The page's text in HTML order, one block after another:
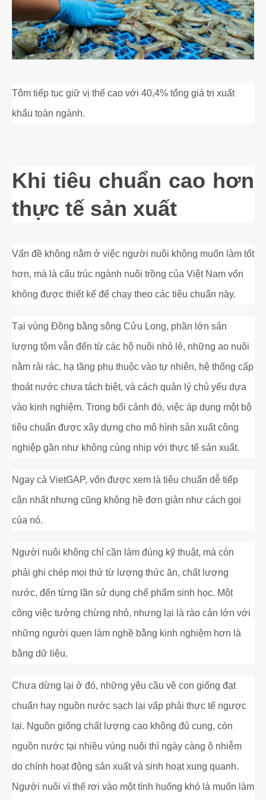
Tôm tiếp tục giữ vị thế cao với 40,4% tổng giá trị xuất
khẩu toàn ngành.
Khi tiêu chuẩn cao hơn
thực tế sản xuất
Vấn đề không nằm ở việc người nuôi không muốn làm tốt
hơn, mà là cấu trúc ngành nuôi trồng của Việt Nam vốn
không được thiết kế để chạy theo các tiêu chuẩn này.
Tại vùng Đồng bằng sông Cửu Long, phần lớn sản
lượng tôm vẫn đến từ các hộ nuôi nhỏ lẻ, những ao nuôi
nằm rải rác, hạ tầng phụ thuộc vào tự nhiên, hệ thống cấp
thoát nước chưa tách biệt, và cách quản lý chủ yếu dựa
vào kinh nghiệm. Trong bối cảnh đó, việc áp dụng một bộ
tiêu chuẩn được xây dựng cho mô hình sản xuất công
nghiệp gần như không cùng nhịp với thực tế sản xuất.
Ngay cả VietGAP, vốn được xem là tiêu chuẩn dễ tiếp
cận nhất nhưng cũng không hề đơn giản như cách gọi
của nó.
Người nuôi không chỉ cần làm đúng kỹ thuật, mà còn
phải ghi chép mọi thứ từ lượng thức ăn, chất lượng
nước, đến từng lần sử dụng chế phẩm sinh học. Một
công việc tưởng chừng nhỏ, nhưng lại là rào cản lớn với
những người quen làm nghề bằng kinh nghiệm hơn là
bằng dữ liệu.
Chưa dừng lại ở đó, những yêu cầu về con giống đạt
chuẩn hay nguồn nước sạch lại vấp phải thực tế ngược
lại. Nguồn giống chất lượng cao không đủ cung, còn
nguồn nước tại nhiều vùng nuôi thì ngày càng ô nhiễm
do chính hoạt động sản xuất và sinh hoạt xung quanh.
Người nuôi vì thế rơi vào một tình huống khó là muốn làm